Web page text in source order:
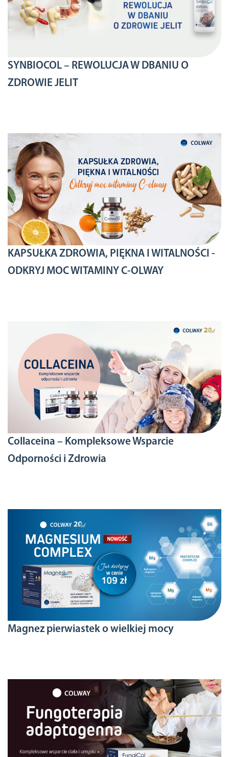
SYNBIOCOL – REWOLUCJA W DBANIU O
ZDROWIE JELIT
KAPSUŁKA ZDROWIA, PIĘKNA I WITALNOŚCI -
ODKRYJ MOC WITAMINY C-OLWAY
Collaceina – Kompleksowe Wsparcie
Odporności i Zdrowia
Magnez pierwiastek o wielkiej mocy